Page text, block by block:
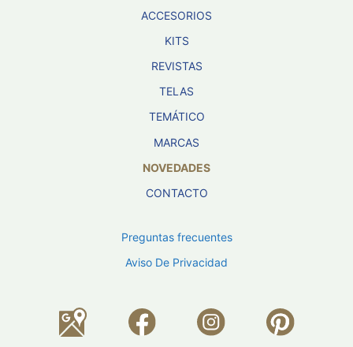
ACCESORIOS
KITS
REVISTAS
TELAS
TEMÁTICO
MARCAS
NOVEDADES
CONTACTO
Preguntas frecuentes
Aviso De Privacidad